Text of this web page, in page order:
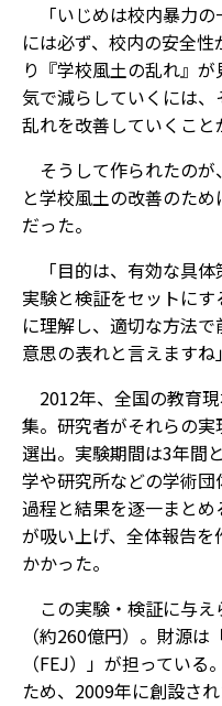
「いじめは校内暴力の
には必ず、校内の安全
り『学校風土の乱れ』
気で減らしていくには
乱れを改善していくこ
そうして作られたのが
と学校風土の改善のた
だった。
「目的は、有効な具体
実験と検証をセットに
に理解し、適切な方法
意思の表れと言えますね」
2012年、全国の教育
集。研究者がそれらの
選出。実験期間は3年間
学や研究所などの学術
過程と結果を逐一まと
が吸い上げ、全体報告
かかった。
この実験・検証に与え
（約260億円）。財源
（FEJ）」が担ってい
ため、2009年に創設され